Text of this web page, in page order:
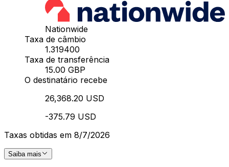
Nationwide
Taxa de câmbio
1.319400
Taxa de transferência
15.00 GBP
O destinatário recebe
26,368.20 USD
-375.79 USD
Taxas obtidas em 8/7/2026
Saiba mais